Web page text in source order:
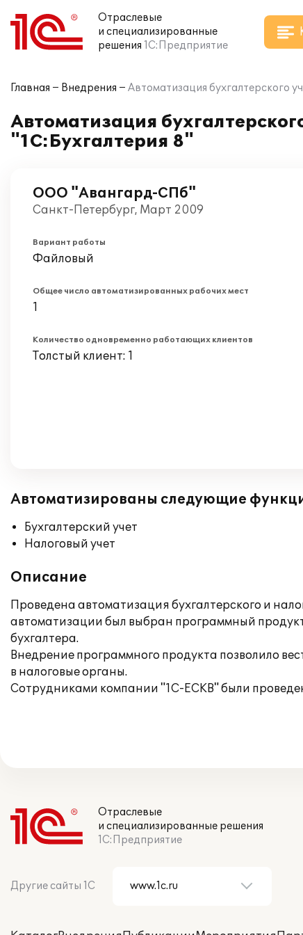
Отраслевые
и специализированные
решения 1С:Предприятие
Главная Внедрения Автоматизация бухгалтерского
Автоматизация
"1С:Бухгалтерия 8"
ООО "Авангард-СПб"
Санкт-Петербург, Март 2009
Вариант работы
Файловый
Общее число автоматизированных рабочих мест
1
Количество одновременно работающих клиентов
Толстый клиент: 1
Автоматизированы следующие
Бухгалтерский учет
Налоговый учет
Описание
Проведена автоматизация бухгалтерского и
автоматизации был выбран программный продукт
бухгалтера.
Внедрение программного продукта позволило
в налоговые органы.
Сотрудниками компании "1С-ЕСКВ" были
Отраслевые
и специализированные решения
1С:Предприятие
Другие сайты 1С